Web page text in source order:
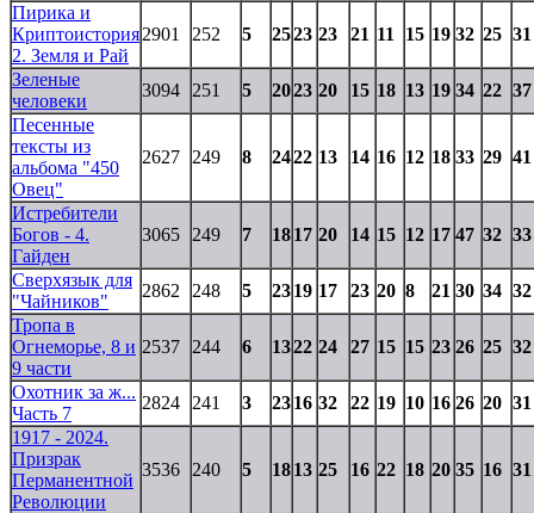
Пирика и
Криптоистория
2. Земля и Рай
2901 252 5 2523 23 21 11 15 19 32 25 31
Зеленые
человеки
3094 251 5 2023 20 15 18 13 19 34 22 37
Песенные
тексты из
альбома "450
Овец"
2627 249 8 2422 13 14 16 12 18 33 29 41
Истребители
Богов - 4.
Гайден
3065 249 7 1817 20 14 15 12 17 47 32 33
Сверхязык для
"Чайников"
2862 248 5 2319 17 23 20 8 21 30 34 32
Тропа в
Огнеморье, 8 и
9 части
2537 244 6 1322 24 27 15 15 23 26 25 32
Охотник за ж...
Часть 7
2824 241 3 2316 32 22 19 10 16 26 20 31
1917 - 2024.
Призрак
Перманентной
Революции
3536 240 5 1813 25 16 22 18 20 35 16 31